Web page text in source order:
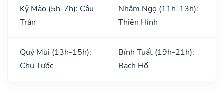
Kỷ Mão (5h-7h): Câu
Trận
Nhâm Ngọ (11h-13h):
Thiên Hình
Quý Mùi (13h-15h):
Chu Tước
Bính Tuất (19h-21h):
Bạch Hổ